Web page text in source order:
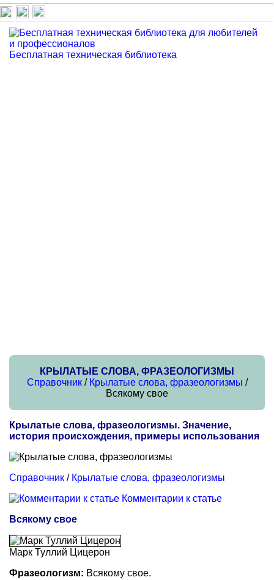
Бесплатная техническая библиотека
КРЫЛАТЫЕ СЛОВА, ФРАЗЕОЛОГИЗМЫ
Справочник/ Крылатые слова, фразеологизмы /
Всякому свое
Крылатые слова, фразеологизмы. Значение,
история происхождения, примеры использования
Справочник / Крылатые слова, фразеологизмы
Комментарии к статье
Всякому свое
Марк Туллий Цицерон
Фразеологизм: Всякому свое.